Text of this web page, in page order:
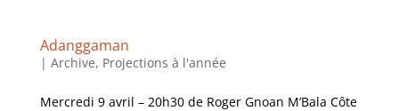
Adanggaman
| Archive, Projections à l'année
Mercredi 9 avril – 20h30 de Roger Gnoan M’Bala Côte